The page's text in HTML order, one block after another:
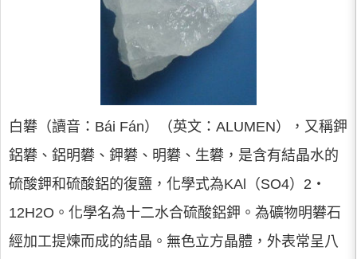
白礬（讀音：Bái Fán）（英文：ALUMEN），又稱鉀
鋁礬、鋁明礬、鉀礬、明礬、生礬，是含有結晶水的
硫酸鉀和硫酸鋁的復鹽，化學式為KAl（SO4）2‧
12H2O。化學名為十二水合硫酸鋁鉀。為礦物明礬石
經加工提煉而成的結晶。無色立方晶體，外表常呈八